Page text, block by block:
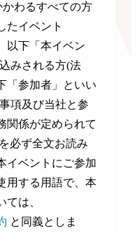
わるすべての方
たイベント
以下「本イベン
みされる方(法
「参加者」といい
項及び当社と参
関係が定められて
必ず全文お読み
イベントにご参加
用する用語で、本
ては、
と同義としま